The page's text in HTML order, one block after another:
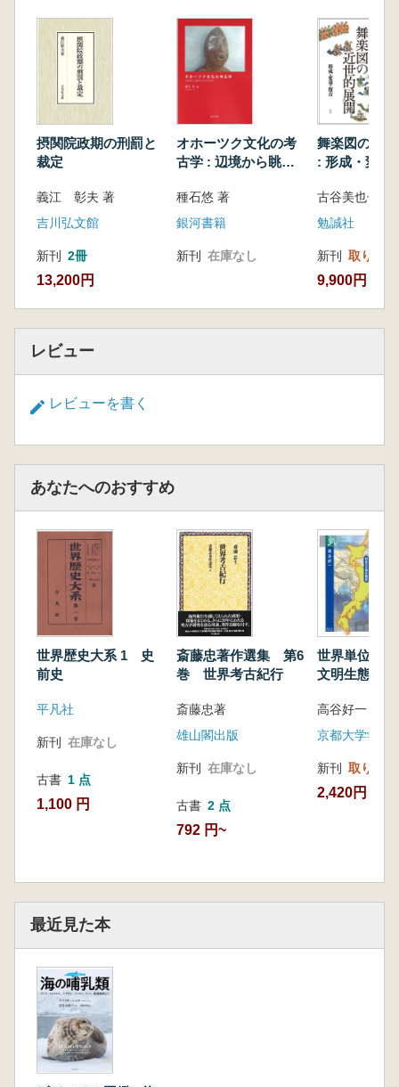
牙を持つからといってセイウチとは限らない
反響定位(エコーロケーション)─暗闇で音を使
ってものを見
海の大量死の原因
シロナガスクジラはなぜほかのヒゲクジラ類よ
り大きいのか?
獲物を切り替えるシャチ
ズキンアザラシの「頭巾」
セイウチの牙
バイカルアザラシはロシアの内陸の湖にどのよ
うにたどり着いたのか?
他
用語集/種の絶滅リスク評価/種名と分類/参考文
献/索引/写真クレジット/謝辞
摂関院政期の刑罰と
裁定
義江 彰夫 著
吉川弘文館
新刊 2冊
13,200円
オホーツク文化の考
古学 : 辺境から眺め
種石悠 著
銀河書籍
新刊 在庫なし
舞楽図の近
: 形成・変奏
古谷美也子 著
勉誠社
新刊 取り寄せ
9,900円
レビュー
レビューを書く
あなたへのおすすめ
世界歴史大系 1 史
前史
平凡社
新刊 在庫なし
古書 1 点
1,100 円
斎藤忠著作選集 第6
巻 世界考古紀行
斎藤忠著
雄山閣出版
新刊 在庫なし
古書 2 点
792 円~
世界単位日本 列島
文明生態史
高谷好一 著
京都大学学術
新刊 取り寄せ
2,420円
最近見た本